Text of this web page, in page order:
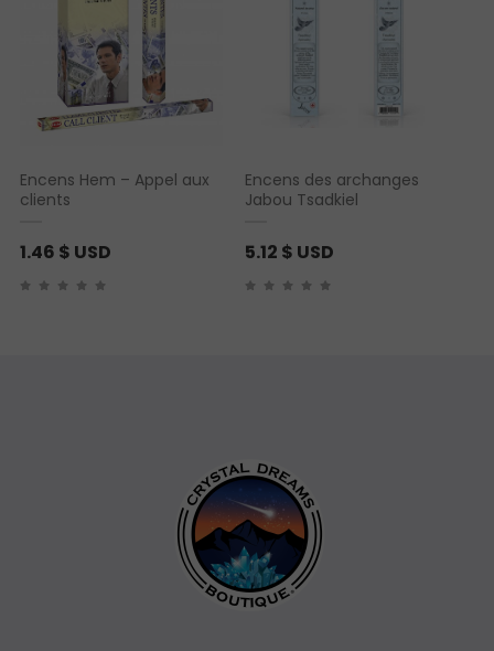
Encens Hem – Appel aux
clients
1.46 $ USD
Encens des archanges
Jabou Tsadkiel
5.12 $ USD